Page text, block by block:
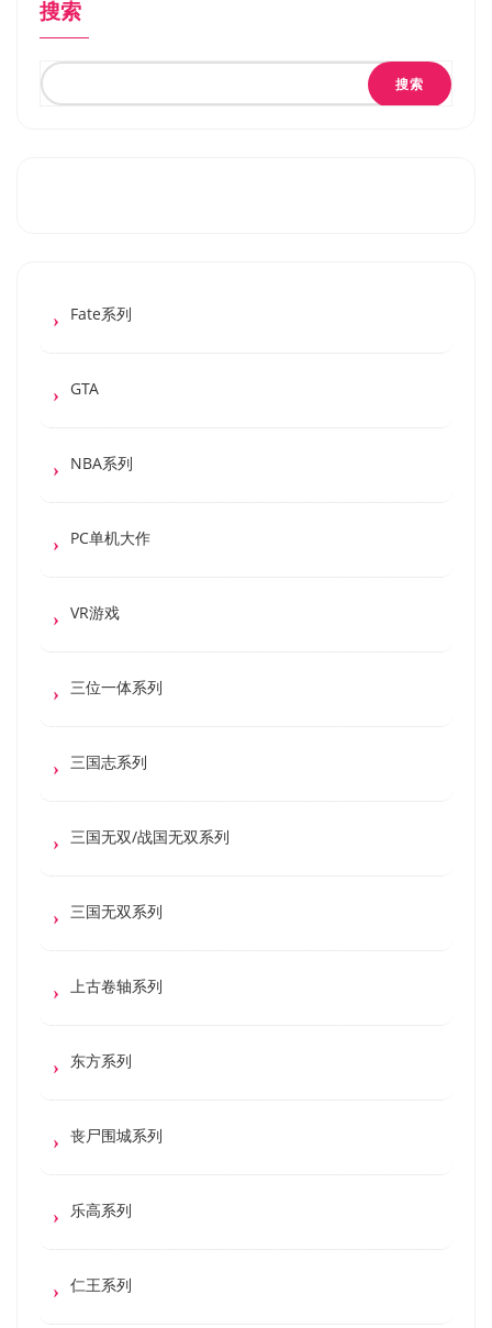
搜索
搜索
Fate系列
GTA
NBA系列
PC单机大作
VR游戏
三位一体系列
三国志系列
三国无双/战国无双系列
三国无双系列
上古卷轴系列
东方系列
丧尸围城系列
乐高系列
仁王系列